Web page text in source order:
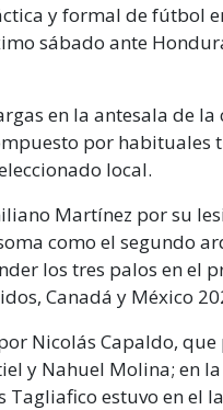
y formal de fútbol
sábado ante
en la antesala de
por habituales
local.
Martínez por su
como el segundo
los tres palos en el
Canadá y México
Nicolás Capaldo,
y Nahuel Molina; en
estuvo en el